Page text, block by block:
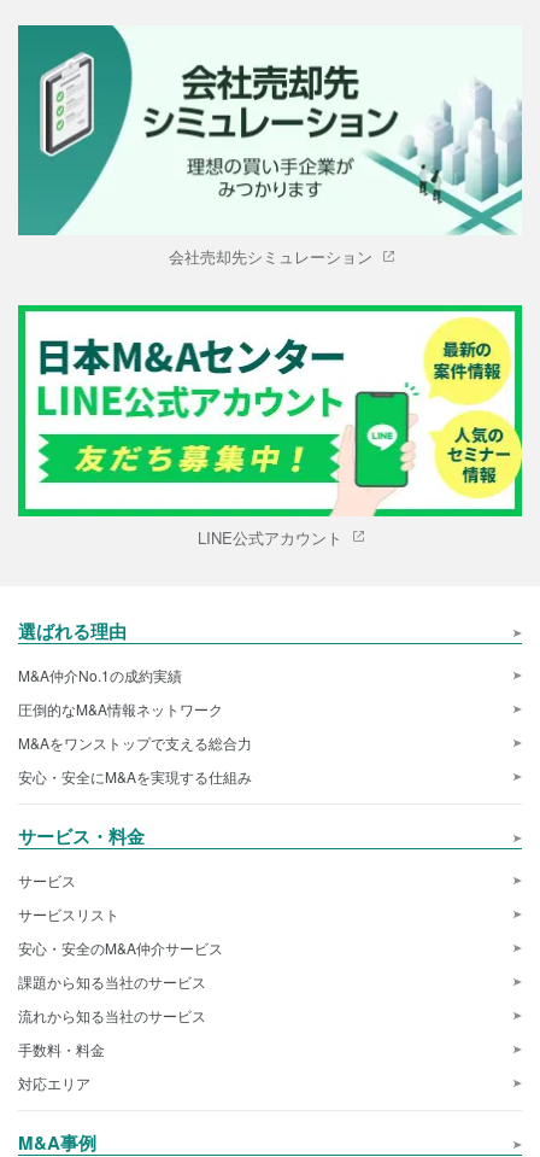
会社売却先シミュレーション
LINE公式アカウント
選ばれる理由
M&A仲介No.1の成約実績
圧倒的なM&A情報ネットワーク
M&Aをワンストップで支える総合力
安心・安全にM&Aを実現する仕組み
サービス・料金
サービス
サービスリスト
安心・安全のM&A仲介サービス
課題から知る当社のサービス
流れから知る当社のサービス
手数料・料金
対応エリア
M&A事例